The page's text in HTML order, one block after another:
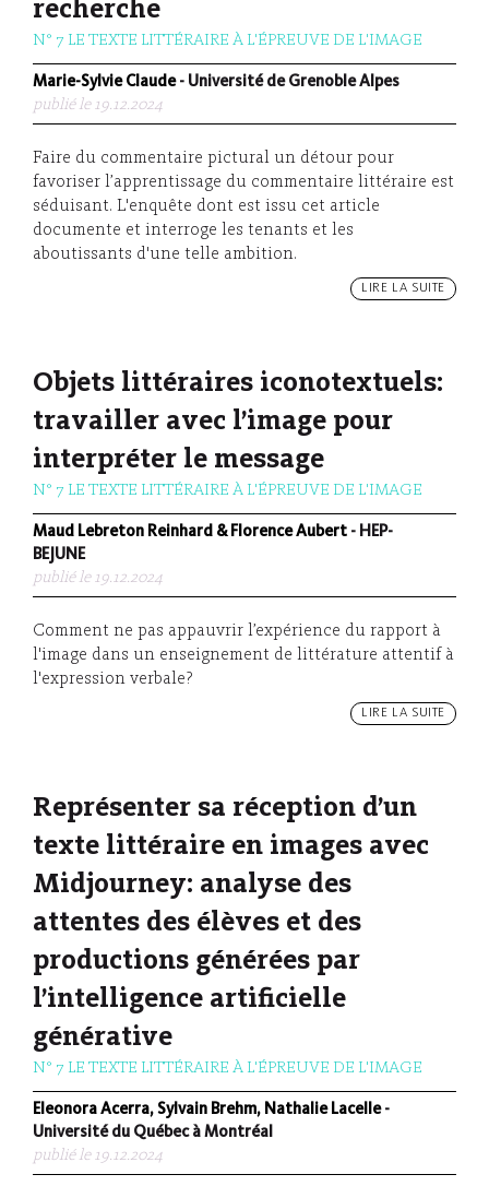
recherche
N° 7 LE TEXTE LITTÉRAIRE À L'ÉPREUVE DE L'IMAGE
Marie-Sylvie Claude- Université de Grenoble Alpes
publié le 19.12.2024
Faire du commentaire pictural un détour pour
favoriser l’apprentissage du commentaire littéraire est
séduisant. L'enquête dont est issu cet article
documente et interroge les tenants et les
aboutissants d'une telle ambition.
LIRE LA SUITE
Objets littéraires iconotextuels:
travailler avec l’image pour
interpréter le message
N° 7 LE TEXTE LITTÉRAIRE À L'ÉPREUVE DE L'IMAGE
Maud Lebreton Reinhard & Florence Aubert - HEP-
BEJUNE
publié le 19.12.2024
Comment ne pas appauvrir l’expérience du rapport à
l'image dans un enseignement de littérature attentif à
l'expression verbale?
LIRE LA SUITE
Représenter sa réception d’un
texte littéraire en images avec
Midjourney: analyse des
attentes des élèves et des
productions générées par
l’intelligence artificielle
générative
N° 7 LE TEXTE LITTÉRAIRE À L'ÉPREUVE DE L'IMAGE
Eleonora Acerra, Sylvain Brehm, Nathalie Lacelle-
Université du Québec à Montréal
publié le 19.12.2024